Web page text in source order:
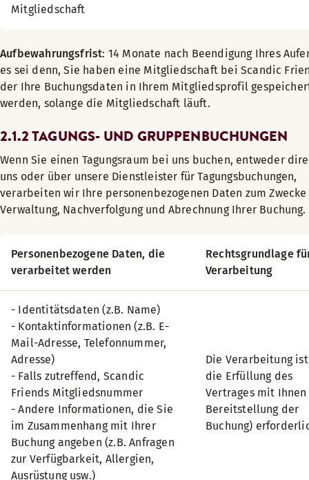
Mitgliedschaft
Aufbewahrungsfrist: 14 Monate nach Beendigung Ihres
es sei denn, Sie haben eine Mitgliedschaft bei Scandic
der Ihre Buchungsdaten in Ihrem Mitgliedsprofil
werden, solange die Mitgliedschaft läuft.
2.1.2 TAGUNGS- UND GRUPPENBUCHUNGEN
Wenn Sie einen Tagungsraum bei uns buchen, entweder
uns oder über unsere Dienstleister für Tagungsbuchungen,
verarbeiten wir Ihre personenbezogenen Daten zum
Verwaltung, Nachverfolgung und Abrechnung Ihrer Buchung.
Personenbezogene Daten, die
verarbeitet werden
Rechtsgrundlage
Verarbeitung
- Identitätsdaten (z.B. Name)
- Kontaktinformationen (z.B. E-
Mail-Adresse, Telefonnummer,
Adresse)
- Falls zutreffend, Scandic
Friends Mitgliedsnummer
- Andere Informationen, die Sie
im Zusammenhang mit Ihrer
Buchung angeben (z.B. Anfragen
zur Verfügbarkeit, Allergien,
Ausrüstung usw.)
Die Verarbeitung
die Erfüllung des
Vertrages mit Ihnen
Bereitstellung der
Buchung)